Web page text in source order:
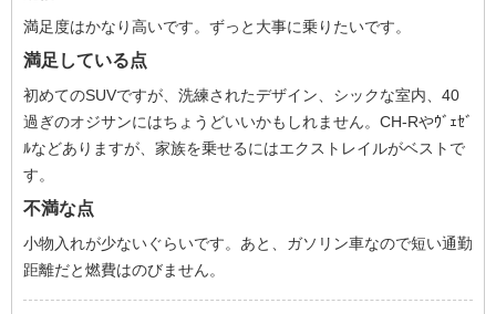
満足度はかなり高いです。ずっと大事に乗りたいです。
満足している点
初めてのSUVですが、洗練されたデザイン、シックな室内、40
過ぎのオジサンにはちょうどいいかもしれません。CH-Rやｳﾞｪｾﾞ
ﾙなどありますが、家族を乗せるにはエクストレイルがベストで
す。
不満な点
小物入れが少ないぐらいです。あと、ガソリン車なので短い通勤
距離だと燃費はのびません。